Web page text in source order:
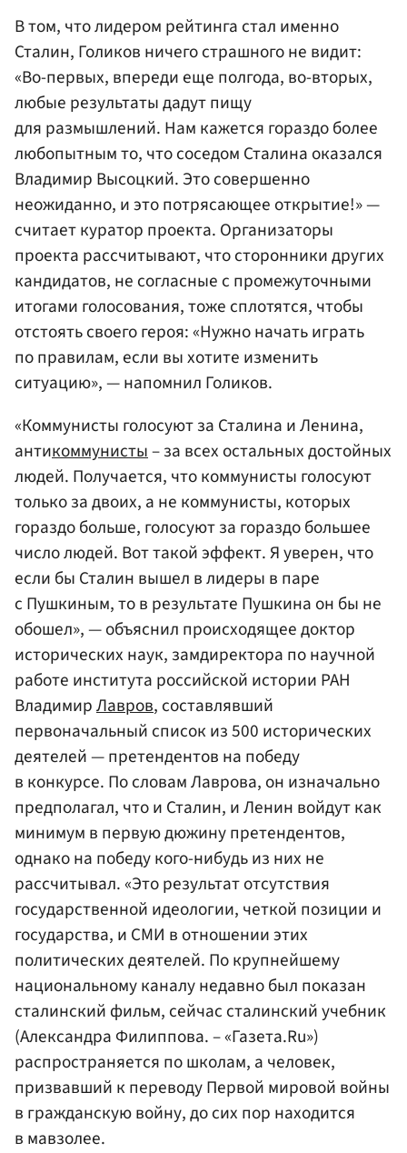
В том, что лидером рейтинга стал именно
Сталин, Голиков ничего страшного не видит:
«Во-первых, впереди еще полгода, во-вторых,
любые результаты дадут пищу
для размышлений. Нам кажется гораздо более
любопытным то, что соседом Сталина оказался
Владимир Высоцкий. Это совершенно
неожиданно, и это потрясающее открытие!» —
считает куратор проекта. Организаторы
проекта рассчитывают, что сторонники других
кандидатов, не согласные с промежуточными
итогами голосования, тоже сплотятся, чтобы
отстоять своего героя: «Нужно начать играть
по правилам, если вы хотите изменить
ситуацию», — напомнил Голиков.
«Коммунисты голосуют за Сталина и Ленина,
антикоммунисты– за всех остальных достойных
людей. Получается, что коммунисты голосуют
только за двоих, а не коммунисты, которых
гораздо больше, голосуют за гораздо большее
число людей. Вот такой эффект. Я уверен, что
если бы Сталин вышел в лидеры в паре
с Пушкиным, то в результате Пушкина он бы не
обошел», — объяснил происходящее доктор
исторических наук, замдиректора по научной
работе института российской истории РАН
ВладимирЛавров, составлявший
первоначальный список из 500 исторических
деятелей — претендентов на победу
в конкурсе. По словам Лаврова, он изначально
предполагал, что и Сталин, и Ленин войдут как
минимум в первую дюжину претендентов,
однако на победу кого-нибудь из них не
рассчитывал. «Это результат отсутствия
государственной идеологии, четкой позиции и
государства, и СМИ в отношении этих
политических деятелей. По крупнейшему
национальному каналу недавно был показан
сталинский фильм, сейчас сталинский учебник
(Александра Филиппова. – «Газета.Ru»)
распространяется по школам, а человек,
призвавший к переводу Первой мировой войны
в гражданскую войну, до сих пор находится
в мавзолее.